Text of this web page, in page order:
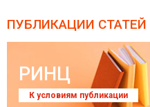
ПУБЛИКАЦИИ СТАТЕЙ
РИНЦ
К условиям публикации